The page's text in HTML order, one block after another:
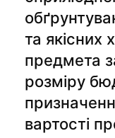
та якісних
предмета
розміру
вартості